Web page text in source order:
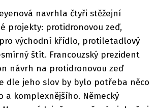
navrhla čtyři stěžejní
projekty: protidronovou zeď,
východní křídlo, protiletadlový
štít. Francouzský prezident
návrh na protidronovou zeď
dle jeho slov by bylo potřeba něco
a komplexnějšího. Německý